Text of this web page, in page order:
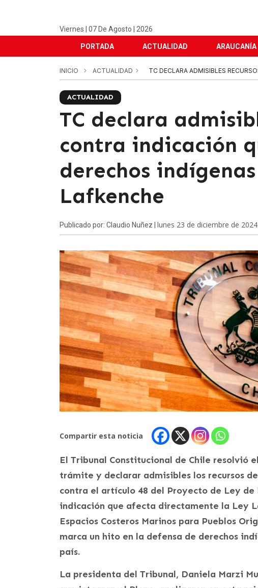
Viernes | 07 De Agosto | 2026
PORTADA ACTUALIDAD ARAUCANÍA
INICIO ACTUALIDAD TC DECLARA ADMISIBLES
ACTUALIDAD
TC declara
contra indicación
derechos
Lafkenche
Publicado por: Claudio Nuñez | lunes 23 de diciembre de 2024
Compartir esta noticia
El Tribunal Constitucional de Chile resolvió
trámite y declarar admisibles los recursos
contra el artículo 48 del Proyecto de Ley de
indicación que afecta directamente la Ley
Espacios Costeros Marinos para Pueblos
marca un hito en la defensa de derechos
país.
La presidenta del Tribunal, Daniela Marzi